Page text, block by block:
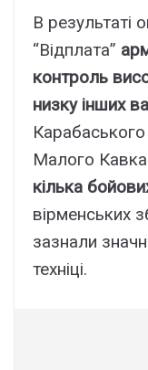
В результаті
“Відплата”
контроль
низку інших
Малого
кілька
вірменських
зазнали
техніці.